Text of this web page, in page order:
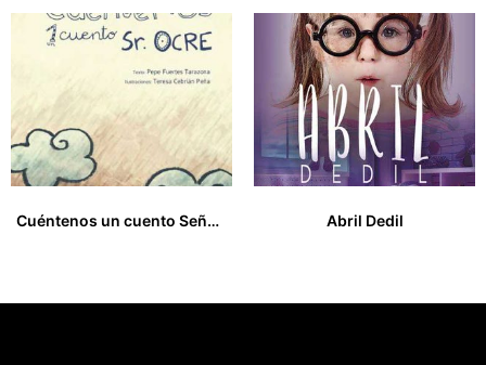
Cuéntenos un cuento Señor Ocre
Abril Dedil